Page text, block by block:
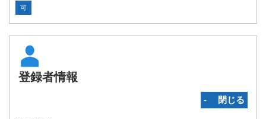
可
登録者情報
‐ 閉じる